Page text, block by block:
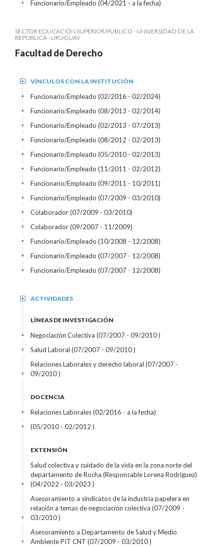
Funcionario/Empleado (04/2021 - a la fecha)
+
SECTOR EDUCACIÓN SUPERIOR/PÚBLICO - UNIVERSIDAD DE LA
REPÚBLICA - URUGUAY
Facultad de Derecho
VÍNCULOS CON LA INSTITUCIÓN
+
Funcionario/Empleado (02/2016 - 02/2024)
+
Funcionario/Empleado (08/2013 - 02/2014)
+
Funcionario/Empleado (02/2013 - 07/2013)
+
Funcionario/Empleado (08/2012 - 02/2013)
+
Funcionario/Empleado (05/2010 - 02/2013)
+
Funcionario/Empleado (11/2011 - 02/2012)
+
Funcionario/Empleado (09/2011 - 10/2011)
+
Funcionario/Empleado (07/2009 - 03/2010)
+
Colaborador (07/2009 - 03/2010)
+
Colaborador (09/2007 - 11/2009)
+
Funcionario/Empleado (10/2008 - 12/2008)
+
Funcionario/Empleado (07/2007 - 12/2008)
+
Funcionario/Empleado (07/2007 - 12/2008)
+
ACTIVIDADES
+
LÍNEAS DE INVESTIGACIÓN
Negociación Colectiva (07/2007 - 09/2010 )
+
Salud Laboral (07/2007 - 09/2010 )
+
Relaciones Laborales y derecho laboral (07/2007 -
09/2010 )
+
DOCENCIA
Relaciones Laborales (02/2016 - a la fecha)
+
(05/2010 - 02/2012 )
+
EXTENSIÓN
Salud colectiva y cuidado de la vida en la zona norte del
departamento de Rocha (Responsable Lorena Rodriguez)
(04/2022 - 03/2023 )
+
Asesoramiento a sindicatos de la industria papelera en
relación a temas de negociación colectiva (07/2009 -
03/2010 )
+
Asesoramiento a Departamento de Salud y Medio
Ambiente PIT CNT (07/2009 - 03/2010 )
+